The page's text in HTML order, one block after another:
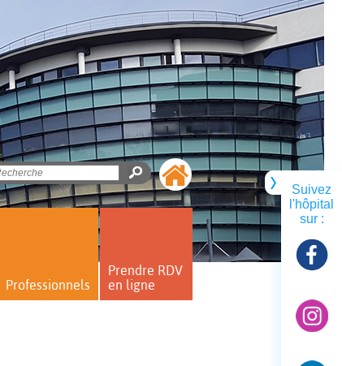
Suivez
l'hôpital
sur :
Professionnels
Prendre RDV
en ligne